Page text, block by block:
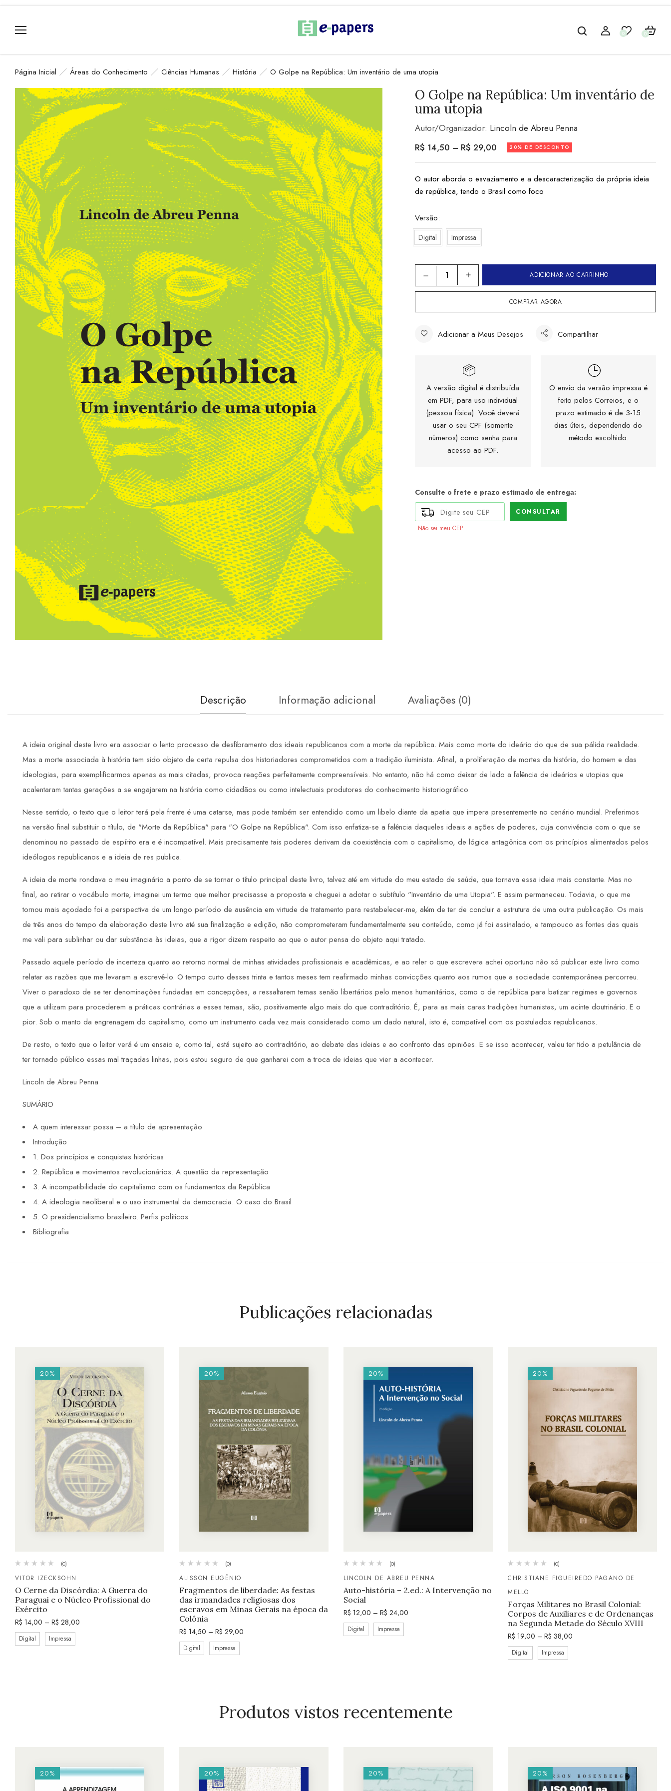
0 0
Página Inicial Áreas do Conhecimento Ciências Humanas História O Golpe na República: Um inventário de uma utopia
O Golpe na República: Um inventário de
uma utopia
Autor/Organizador: Lincoln de Abreu Penna
R$ 14,50 – R$ 29,00 20% DE DESCONTO
O autor aborda o esvaziamento e a descaracterização da própria ideia
de república, tendo o Brasil como foco
Versão
Digital Impressa
ADICIONAR AO CARRINHO
COMPRAR AGORA
Adicionar a Meus Desejos Compartilhar
A versão digital é distribuída
em PDF, para uso individual
(pessoa física). Você deverá
usar o seu CPF (somente
números) como senha para
acesso ao PDF.
O envio da versão impressa é
feito pelos Correios, e o
prazo estimado é de 3-15
dias úteis, dependendo do
método escolhido.
Consulte o frete e prazo estimado de entrega:
CONSULTAR
Não sei meu CEP
Descrição Informação adicional Avaliações (0)
A ideia original deste livro era associar o lento processo de desfibramento dos ideais republicanos com a morte da república. Mais como morte do ideário do que de sua pálida realidade.
Mas a morte associada à história tem sido objeto de certa repulsa dos historiadores comprometidos com a tradição iluminista. Afinal, a proliferação de mortes da história, do homem e das
ideologias, para exemplificarmos apenas as mais citadas, provoca reações perfeitamente compreensíveis. No entanto, não há como deixar de lado a falência de ideários e utopias que
acalentaram tantas gerações a se engajarem na história como cidadãos ou como intelectuais produtores do conhecimento historiográfico.
Nesse sentido, o texto que o leitor terá pela frente é uma catarse, mas pode também ser entendido como um libelo diante da apatia que impera presentemente no cenário mundial. Preferimos
na versão final substituir o título, de "Morte da República" para "O Golpe na República". Com isso enfatiza-se a falência daqueles ideais a ações de poderes, cuja convivência com o que se
denominou no passado de espírito era e é incompatível. Mais precisamente tais poderes derivam da coexistência com o capitalismo, de lógica antagônica com os princípios alimentados pelos
ideólogos republicanos e a ideia de res publica.
A ideia de morte rondava o meu imaginário a ponto de se tornar o título principal deste livro, talvez até em virtude do meu estado de saúde, que tornava essa ideia mais constante. Mas no
final, ao retirar o vocábulo morte, imaginei um termo que melhor precisasse a proposta e cheguei a adotar o subtítulo "Inventário de uma Utopia". E assim permaneceu. Todavia, o que me
tornou mais açodado foi a perspectiva de um longo período de ausência em virtude de tratamento para restabelecer-me, além de ter de concluir a estrutura de uma outra publicação. Os mais
de três anos do tempo da elaboração deste livro até sua finalização e edição, não comprometeram fundamentalmente seu conteúdo, como já foi assinalado, e tampouco as fontes das quais
me vali para sublinhar ou dar substância às ideias, que a rigor dizem respeito ao que o autor pensa do objeto aqui tratado.
Passado aquele período de incerteza quanto ao retorno normal de minhas atividades profissionais e acadêmicas, e ao reler o que escrevera achei oportuno não só publicar este livro como
relatar as razões que me levaram a escrevê-lo. O tempo curto desses trinta e tantos meses tem reafirmado minhas convicções quanto aos rumos que a sociedade contemporânea percorreu.
Viver o paradoxo de se ter denominações fundadas em concepções, a ressaltarem temas senão libertários pelo menos humanitários, como o de república para batizar regimes e governos
que a utilizam para procederem a práticas contrárias a esses temas, são, positivamente algo mais do que contraditório. É, para as mais caras tradições humanistas, um acinte doutrinário. E o
pior. Sob o manto da engrenagem do capitalismo, como um instrumento cada vez mais considerado como um dado natural, isto é, compatível com os postulados republicanos.
De resto, o texto que o leitor verá é um ensaio e, como tal, está sujeito ao contraditório, ao debate das ideias e ao confronto das opiniões. E se isso acontecer, valeu ter tido a petulância de
ter tornado público essas mal traçadas linhas, pois estou seguro de que ganharei com a troca de ideias que vier a acontecer.
Lincoln de Abreu Penna
SUMÁRIO
A quem interessar possa – a título de apresentação
Introdução
1. Dos princípios e conquistas históricas
2. República e movimentos revolucionários. A questão da representação
3. A incompatibilidade do capitalismo com os fundamentos da República
4. A ideologia neoliberal e o uso instrumental da democracia. O caso do Brasil
5. O presidencialismo brasileiro. Perfis políticos
Bibliografia
Publicações relacionadas
20%
(0)
VITOR IZECKSOHN
O Cerne da Discórdia: A Guerra do
Paraguai e o Núcleo Profissional do
Exército
R$ 14,00 – R$ 28,00
Digital Impressa
20%
(0)
ALISSON EUGÊNIO
Fragmentos de liberdade: As festas
das irmandades religiosas dos
escravos em Minas Gerais na época da
Colônia
R$ 14,50 – R$ 29,00
Digital Impressa
20%
(0)
LINCOLN DE ABREU PENNA
Auto-história – 2.ed.: A Intervenção no
Social
R$ 12,00 – R$ 24,00
Digital Impressa
20%
(0)
CHRISTIANE FIGUEIREDO PAGANO DE
MELLO
Forças Militares no Brasil Colonial:
Corpos de Auxiliares e de Ordenanças
na Segunda Metade do Século XVIII
R$ 19,00 – R$ 38,00
Digital Impressa
Produtos vistos recentemente
20% 20% 20% 20%